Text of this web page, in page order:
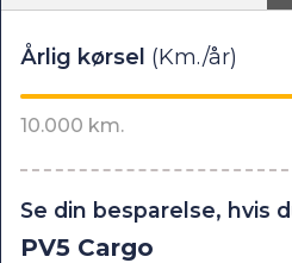
Se din besparelse, hvis
PV5 Cargo